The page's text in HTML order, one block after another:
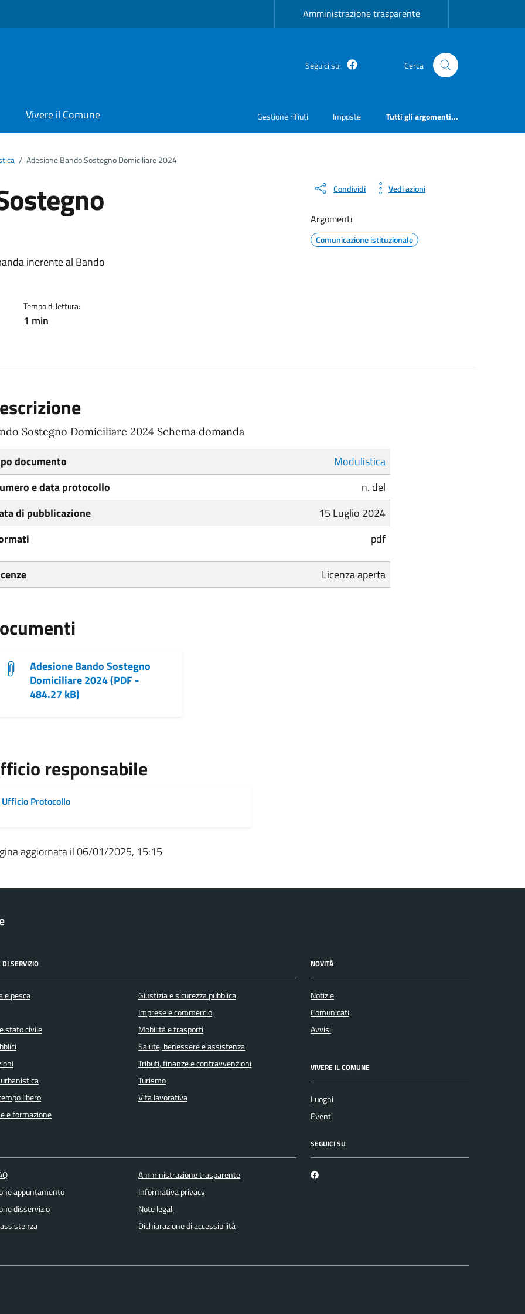
Amministrazione trasparente
Seguici su: Facebook Cerca
Vivere il Comune Gestione rifiuti Imposte Tutti gli argomenti...
/ Adesione Bando Sostegno Domiciliare 2024
inerente al Bando
Tempo di lettura:
1 min
Condividi Vedi azioni
Argomenti
Comunicazione istituzionale
Sostegno Domiciliare 2024 Schema domanda
documento
Modulistica
e data protocollo
n. del
di pubblicazione
15 Luglio 2024
pdf
Licenza aperta
Adesione Bando Sostegno
Domiciliare 2024 (PDF -
484.27 kB)
responsabile
Ufficio Protocollo
aggiornata il 06/01/2025, 15:15
DI SERVIZIO
e pesca
stato civile
libero
e formazione
Giustizia e sicurezza pubblica
Imprese e commercio
Mobilità e trasporti
Salute, benessere e assistenza
Tributi, finanze e contravvenzioni
Turismo
Vita lavorativa
NOVITÀ
Notizie
Comunicati
Avvisi
VIVERE IL COMUNE
Luoghi
Eventi
appuntamento
disservizio
Amministrazione trasparente
Informativa privacy
Note legali
Dichiarazione di accessibilità
SEGUICI SU
Facebook